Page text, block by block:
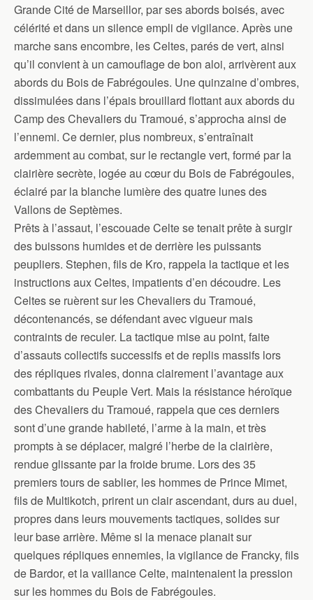
Grande Cité de Marseillor, par ses abords boisés, avec
célérité et dans un silence empli de vigilance. Après une
marche sans encombre, les Celtes, parés de vert, ainsi
qu’il convient à un camouflage de bon aloi, arrivèrent aux
abords du Bois de Fabrégoules. Une quinzaine d’ombres,
dissimulées dans l’épais brouillard flottant aux abords du
Camp des Chevaliers du Tramoué, s’approcha ainsi de
l’ennemi. Ce dernier, plus nombreux, s’entraînait
ardemment au combat, sur le rectangle vert, formé par la
clairière secrète, logée au cœur du Bois de Fabrégoules,
éclairé par la blanche lumière des quatre lunes des
Vallons de Septèmes.
Prêts à l’assaut, l’escouade Celte se tenait prête à surgir
des buissons humides et de derrière les puissants
peupliers. Stephen, fils de Kro, rappela la tactique et les
instructions aux Celtes, impatients d’en découdre. Les
Celtes se ruèrent sur les Chevaliers du Tramoué,
décontenancés, se défendant avec vigueur mais
contraints de reculer. La tactique mise au point, faite
d’assauts collectifs successifs et de replis massifs lors
des répliques rivales, donna clairement l’avantage aux
combattants du Peuple Vert. Mais la résistance héroïque
des Chevaliers du Tramoué, rappela que ces derniers
sont d’une grande habileté, l’arme à la main, et très
prompts à se déplacer, malgré l’herbe de la clairière,
rendue glissante par la froide brume. Lors des 35
premiers tours de sablier, les hommes de Prince Mimet,
fils de Multikotch, prirent un clair ascendant, durs au duel,
propres dans leurs mouvements tactiques, solides sur
leur base arrière. Même si la menace planait sur
quelques répliques ennemies, la vigilance de Francky, fils
de Bardor, et la vaillance Celte, maintenaient la pression
sur les hommes du Bois de Fabrégoules.